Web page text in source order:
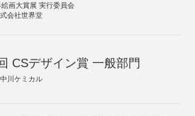
絵画大賞展 実行委員会
会社世界堂
CSデザイン賞 一般部門
川ケミカル